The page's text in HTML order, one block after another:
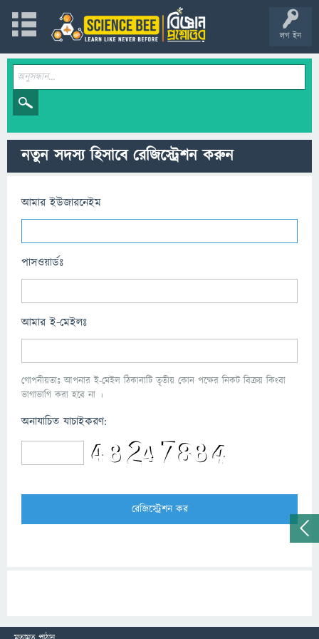
লগ ইন
নতুন সদস্য হিসাবে রেজিস্ট্রেশন করুন
আমার ইউজারনেইম
পাসওয়ার্ডঃ
আমার ই-মেইলঃ
গোপনীয়তাঃ আপনার ই-মেইল ঠিকানাটি তৃতীয় কোন পক্ষের নিকট বিক্রয় কিংবা
ভাগাভাগি করা হবে না ।
অনাযাচিত যাচাইকরণ: